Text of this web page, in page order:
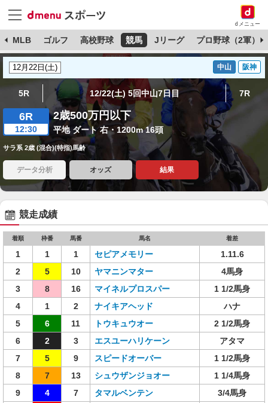
dメニュー
MLB ゴルフ 高校野球 競馬 Jリーグ プロ野球（2軍）
中山 阪神
5R 12/22(土) 5回中山7日目 7R
6R
12:30
2歳500万円以下
平地 ダート 右・1200m 16頭
サラ系 2歳 (混合)(特指)馬齢
データ分析 オッズ 結果
競走成績
着順 枠番 馬番 馬名 着差
1 1 1 セピアメモリー
1.11.6
2
5 10 ヤマニンマター
4馬身
3
8 16 マイネルプロスパー
1 1/2馬身
4
1 2 ナイキアヘッド
ハナ
5
6 11 トウキュウオー
2 1/2馬身
6
2 3 エスユーハリケーン
アタマ
7
5 9 スピードオーバー
1 1/2馬身
8
7 13 シュウザンジョオー
1 1/4馬身
9
4 7 タマルベンテン
3/4馬身